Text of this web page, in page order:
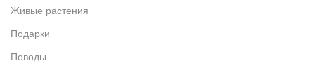
Живые растения
Подарки
Поводы